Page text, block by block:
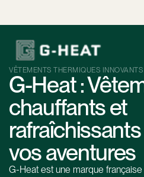
VÊTEMENTS THERMIQUES
G-Heat :
chauffants et
vos aventures
G-Heat est une marque